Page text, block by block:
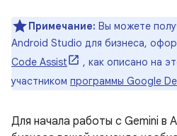
Примечание: Вы можете
Android Studio для бизнеса,
Code Assist
, как описано на
участником программы Google
Для начала работы с Gemini в